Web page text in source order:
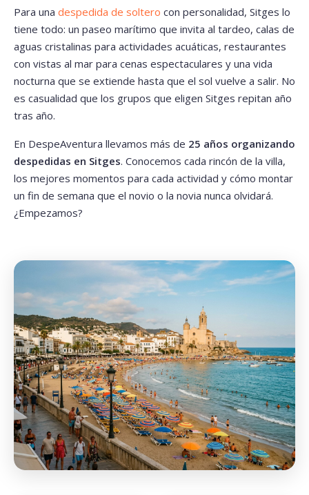
Para una despedida de soltero con personalidad, Sitges lo
tiene todo: un paseo marítimo que invita al tardeo, calas de
aguas cristalinas para actividades acuáticas, restaurantes
con vistas al mar para cenas espectaculares y una vida
nocturna que se extiende hasta que el sol vuelve a salir. No
es casualidad que los grupos que eligen Sitges repitan año
tras año.
En DespeAventura llevamos más de 25 años organizando
despedidas en Sitges. Conocemos cada rincón de la villa,
los mejores momentos para cada actividad y cómo montar
un fin de semana que el novio o la novia nunca olvidará.
¿Empezamos?